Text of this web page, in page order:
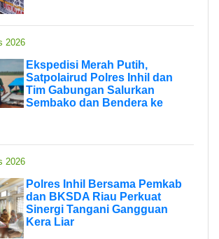
2026
Ekspedisi Merah Putih,
Satpolairud Polres Inhil dan
Tim Gabungan Salurkan
Sembako dan Bendera ke
2026
Polres Inhil Bersama Pemkab
dan BKSDA Riau Perkuat
Sinergi Tangani Gangguan
Kera Liar